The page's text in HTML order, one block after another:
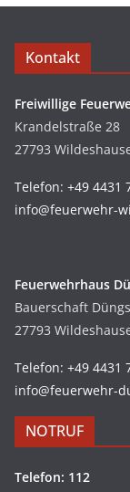
Kontakt
Freiwillige
Krandelstraße 28
27793
Telefon: +49 4431
info@feuerwehr-
Feuerwehrhaus
Bauerschaft
27793
Telefon: +49 4431
info@feuerwehr-
NOTRUF
Telefon: 112